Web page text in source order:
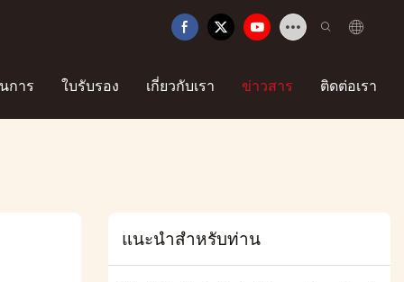
การ ใบรับรอง เกี่ยวกับเรา ข่าวสาร ติดต่อเรา
แนะนำสำหรับท่าน